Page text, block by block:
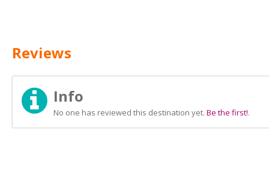
Reviews
Info
No one has reviewed this destination yet. Be the first!.